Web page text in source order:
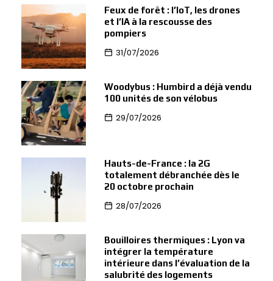
Feux de forêt : l’IoT, les drones
et l’IA à la rescousse des
pompiers
31/07/2026
Woodybus : Humbird a déjà vendu
100 unités de son vélobus
29/07/2026
Hauts-de-France : la 2G
totalement débranchée dès le
20 octobre prochain
28/07/2026
Bouilloires thermiques : Lyon va
intégrer la température
intérieure dans l’évaluation de la
salubrité des logements